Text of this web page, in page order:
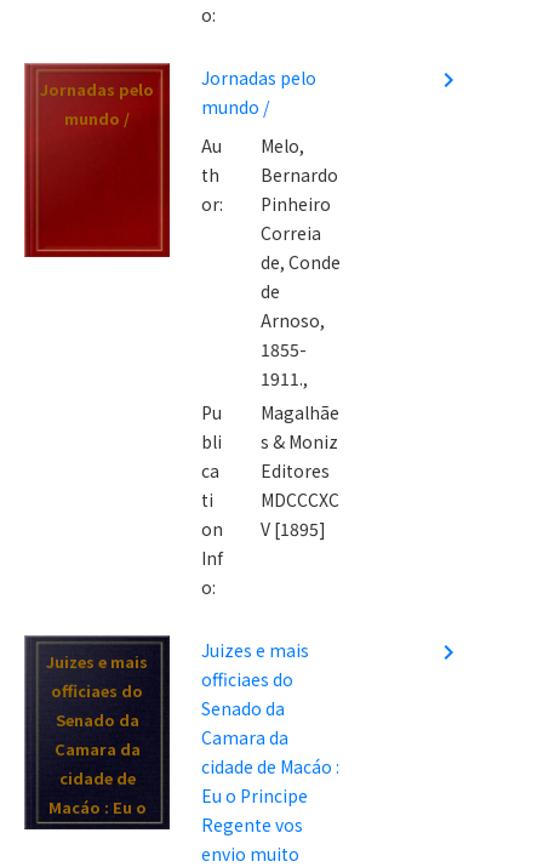
o:
Jornadas pelo
mundo /
Jornadas pelo
mundo /
Au
th
or:
Melo,
Bernardo
Pinheiro
Correia
de, Conde
de
Arnoso,
1855-
1911.,
Pu
bli
ca
ti
on
Inf
o:
Magalhãe
s & Moniz
Editores
MDCCCXC
V [1895]
navigate_next
Juizes e mais
officiaes do
Senado da
Camara da
cidade de
Macáo : Eu o
Principe
Juizes e mais
officiaes do
Senado da
Camara da
cidade de Macáo :
Eu o Principe
Regente vos
envio muito
navigate_next